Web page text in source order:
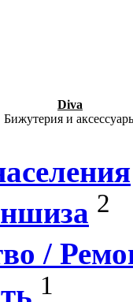
Diva
Бижутерия и
2
/
1